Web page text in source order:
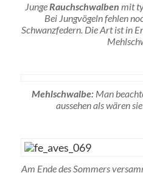
JungeRauchschwalben mit
Bei Jungvögeln fehlen
Schwanzfedern. Die Art ist in
Mehlschwalbe: Man
aussehen als wären
Am Ende des Sommers